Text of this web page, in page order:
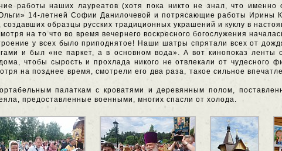
работы наших лауреатов (хотя пока никто не знал, что именно
14-летней Софии Данилочевой и потрясающие работы Ирины
образцы русских традиционных украшений и куклу в
на то что во время вечернего воскресного богослужения
у всех было приподнятое! Наши шатры спрятали всех от
и был «не паркет, а в основном вода». А вот кинопоказ ленты
чтобы сырость и прохлада никого не отвлекали от чудесного
на позднее время, смотрели его два раза, такое сильное
палаткам с кроватями и деревянным полом,
предоставленные военными, многих спасли от холода.